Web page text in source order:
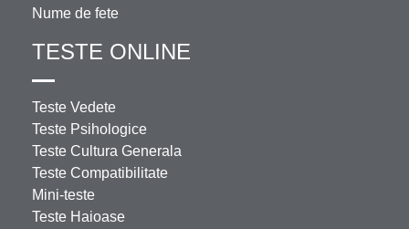
Nume de fete
TESTE ONLINE
Teste Vedete
Teste Psihologice
Teste Cultura Generala
Teste Compatibilitate
Mini-teste
Teste Haioase